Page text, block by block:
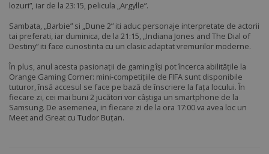
lozuri”, iar de la 23:15, pelicula „Argylle”.
Sambata, „Barbie” si „Dune 2” iti aduc personaje interpretate de actorii
tai preferati, iar duminica, de la 21:15, „Indiana Jones and The Dial of
Destiny” iti face cunostinta cu un clasic adaptat vremurilor moderne.
În plus, anul acesta pasionații de gaming își pot încerca abilitățile la
Orange Gaming Corner: mini-competițiile de FIFA sunt disponibile
tuturor, însă accesul se face pe bază de înscriere la fața locului. În
fiecare zi, cei mai buni 2 jucători vor câștiga un smartphone de la
Samsung. De asemenea, in fiecare zi de la ora 17:00 va avea loc un
Meet and Great cu Tudor Buțan.